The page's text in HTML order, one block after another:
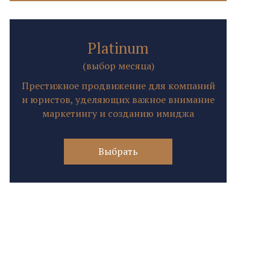
Platinum
(выбор месяца)
Престижное продвижение для компаний
и юристов, уделяющих важное внимание
маркетингу и созданию имиджа
Выбрать